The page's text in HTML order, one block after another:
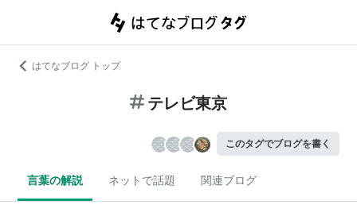
はてなブログ トップ
テレビ東京
このタグでブログを書く
言葉の解説 ネットで話題 関連ブログ